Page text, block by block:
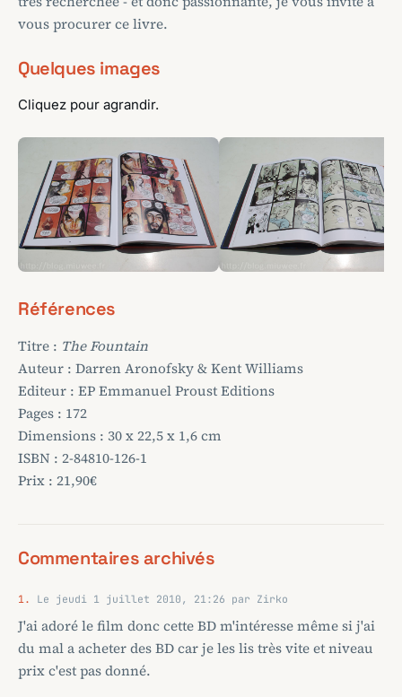
vous procurer ce livre.
Quelques images
Cliquez pour agrandir.
Références
Titre : The Fountain
Auteur : Darren Aronofsky & Kent Williams
Editeur : EP Emmanuel Proust Editions
Pages : 172
Dimensions : 30 x 22,5 x 1,6 cm
ISBN : 2-84810-126-1
Prix : 21,90€
Commentaires archivés
1. Le jeudi 1 juillet 2010, 21:26 par Zirko
J'ai adoré le film donc cette BD m'intéresse même si j'ai
du mal a acheter des BD car je les lis très vite et niveau
prix c'est pas donné.